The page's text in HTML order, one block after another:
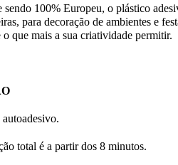
100% Europeu, o plástico
para decoração de ambientes e
o que mais a sua criatividade permitir.
total é a partir dos 8 minutos.